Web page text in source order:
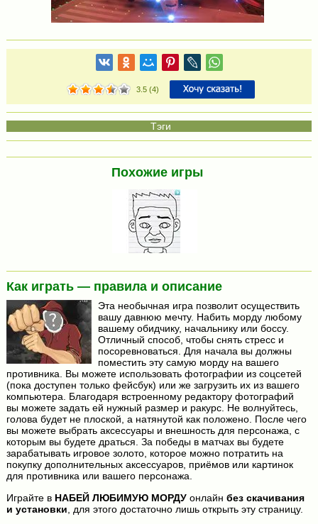
3.5(4)
Похожие игры
Как играть — правила и описание
Эта необычная игра позволит осуществить
вашу давнюю мечту. Набить морду любому
вашему обидчику, начальнику или боссу.
Отличный способ, чтобы снять стресс и
посоревноваться. Для начала вы должны
поместить эту самую морду на вашего
противника. Вы можете использовать фотографии из соцсетей
(пока доступен только фейсбук) или же загрузить их из вашего
компьютера. Благодаря встроенному редактору фотографий
вы можете задать ей нужный размер и ракурс. Не волнуйтесь,
голова будет не плоской, а натянутой как положено. После чего
вы можете выбрать аксессуары и внешность для персонажа, с
которым вы будете драться. За победы в матчах вы будете
зарабатывать игровое золото, которое можно потратить на
покупку дополнительных аксессуаров, приёмов или картинок
для противника или вашего персонажа.
Играйте в НАБЕЙ ЛЮБИМУЮ МОРДУонлайн без скачивания
и установки , для этого достаточно лишь открыть эту страницу.